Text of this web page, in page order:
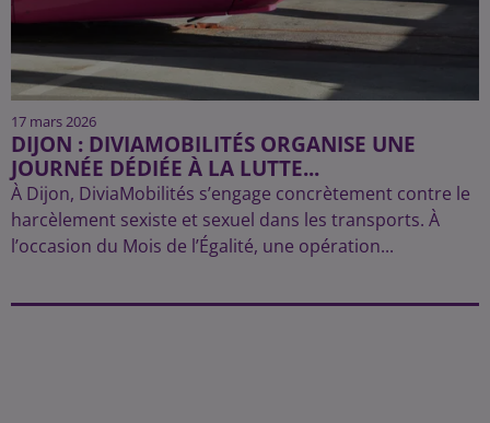
17 mars 2026
DIJON : DIVIAMOBILITÉS ORGANISE UNE
JOURNÉE DÉDIÉE À LA LUTTE...
À Dijon, DiviaMobilités s’engage concrètement contre le
harcèlement sexiste et sexuel dans les transports. À
l’occasion du Mois de l’Égalité, une opération...